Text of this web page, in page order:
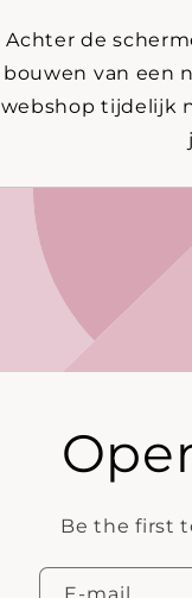
Achter de
bouwen van een
webshop tijdelijk
Be the first
E‑mail